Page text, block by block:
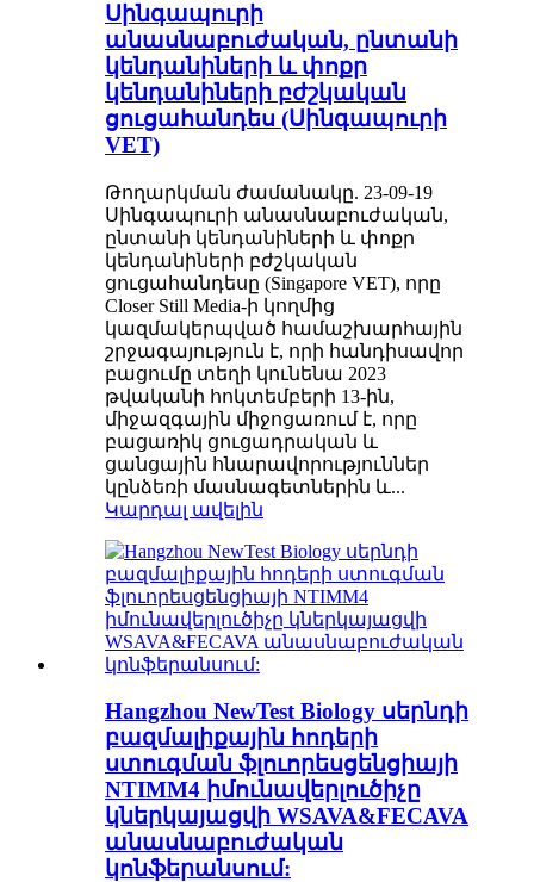
Սինգապուրի
անասնաբուժական, ընտանի
կենդանիների և փոքր
կենդանիների բժշկական
ցուցահանդես (Սինգապուրի
VET)
Թողարկման ժամանակը. 23-09-19
Սինգապուրի անասնաբուժական,
ընտանի կենդանիների և փոքր
կենդանիների բժշկական
ցուցահանդեսը (Singapore VET), որը
Closer Still Media-ի կողմից
կազմակերպված համաշխարհային
շրջագայություն է, որի հանդիսավոր
բացումը տեղի կունենա 2023
թվականի հոկտեմբերի 13-ին,
միջազգային միջոցառում է, որը
բացառիկ ցուցադրական և
ցանցային հնարավորություններ
կընձեռի մասնագետներին և...
Կարդալ ավելին
Hangzhou NewTest Biology սերնդի
բազմալիքային հոդերի
ստուգման ֆլուորեսցենցիայի
NTIMM4 իմունավերլուծիչը
կներկայացվի WSAVA&FECAVA
անասնաբուժական
կոնֆերանսում: